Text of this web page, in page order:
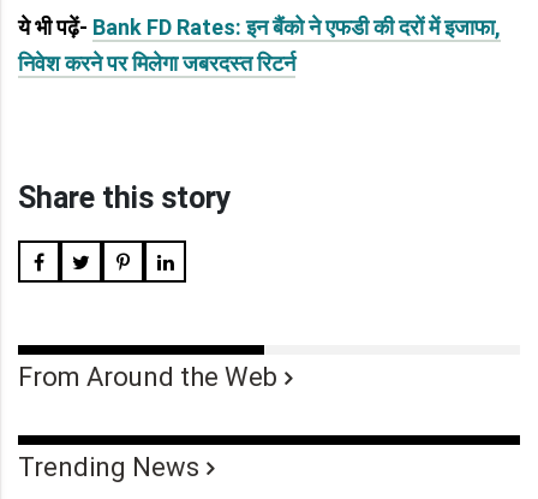
ये भी पढ़ें- Bank FD Rates: इन बैंको ने एफडी की दरों में इजाफा,
निवेश करने पर मिलेगा जबरदस्त रिटर्न
Share this story
From Around the Web
Trending News